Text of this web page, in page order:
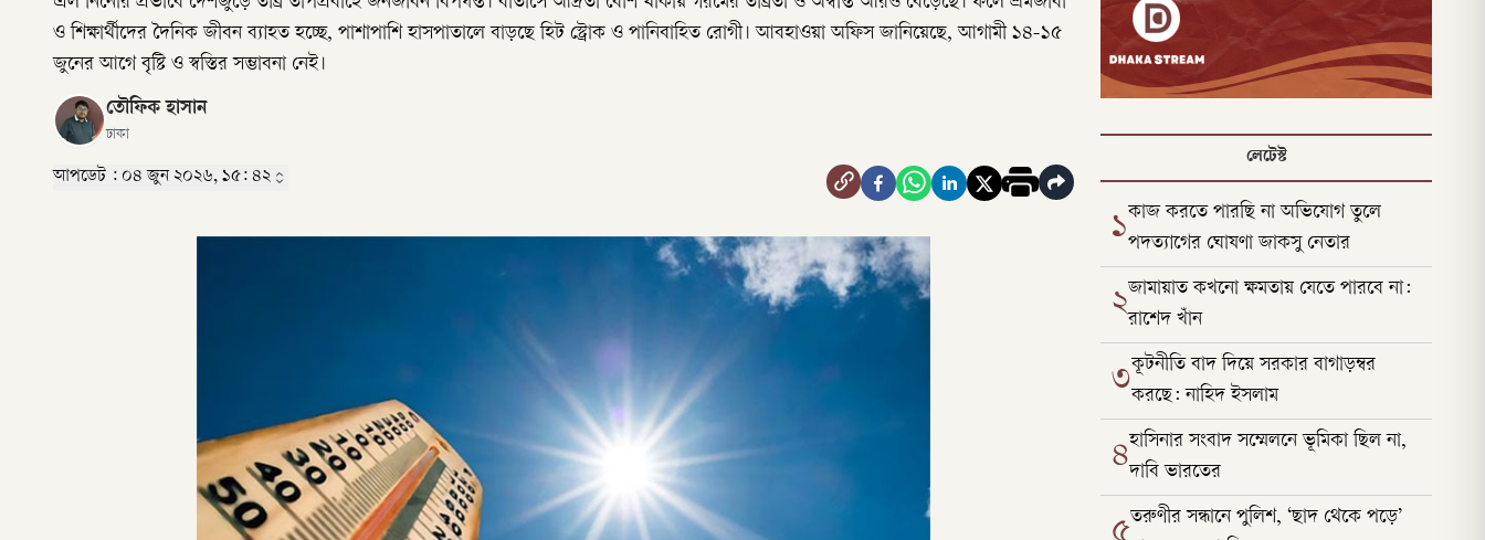
ও শিক্ষার্থীদের দৈনিক জীবন ব্যাহত হচ্ছে, পাশাপাশি হাসপাতালে বাড়ছে হিট স্ট্রোক ও পানিবাহিত রোগী। আবহাওয়া অফিস জানিয়েছে, আগামী ১৪-১৫
জুনের আগে বৃষ্টি ও স্বস্তির সম্ভাবনা নেই।
তৌফিক হাসান
ঢাকা
আপডেট : ০৪ জুন ২০২৬, ১৫: ৪২
লেটেস্ট
১কাজ করতে পারছি না অভিযোগ তুলে
পদত্যাগের ঘোষণা জাকসু নেতার
২জামায়াত কখনো ক্ষমতায় যেতে পারবে না:
রাশেদ খাঁন
৩কূটনীতি বাদ দিয়ে সরকার বাগাড়ম্বর
করছে: নাহিদ ইসলাম
৪হাসিনার সংবাদ সম্মেলনে ভূমিকা ছিল না,
দাবি ভারতের
তরুণীর সন্ধানে পুলিশ, ‘ছাদ থেকে পড়ে’